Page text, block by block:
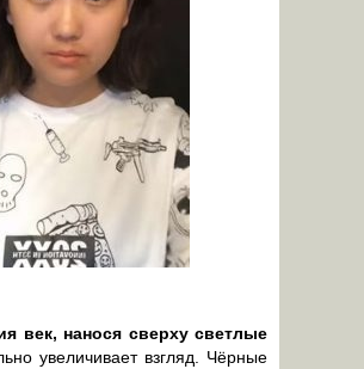
век, нанося сверху светлые
увеличивает взгляд. Чёрные